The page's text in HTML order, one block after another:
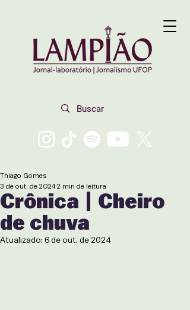
Crônica | Cheiro
de chuva
Thiago Gomes
3 de out. de 2024 2 min de leitura
Atualizado: 6 de out. de 2024